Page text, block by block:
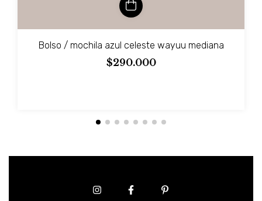
Bolso / mochila azul celeste wayuu mediana
$290.000